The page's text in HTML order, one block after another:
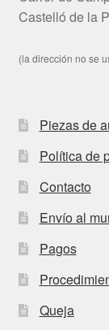
Castelló de la
(la dirección no se
Piezas de
Política de
Contacto
Envío al
Pagos
Queja